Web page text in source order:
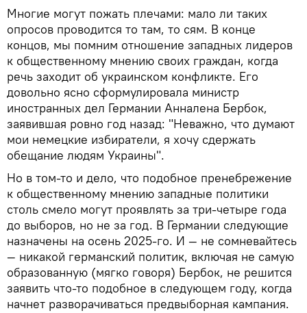
Многие могут пожать плечами: мало ли таких
опросов проводится то там, то сям. В конце
концов, мы помним отношение западных лидеров
к общественному мнению своих граждан, когда
речь заходит об украинском конфликте. Его
довольно ясно сформулировала министр
иностранных дел Германии Анналена Бербок,
заявившая ровно год назад: "Неважно, что думают
мои немецкие избиратели, я хочу сдержать
обещание людям Украины".
Но в том-то и дело, что подобное пренебрежение
к общественному мнению западные политики
столь смело могут проявлять за три-четыре года
до выборов, но не за год. В Германии следующие
назначены на осень 2025-го. И — не сомневайтесь
— никакой германский политик, включая не самую
образованную (мягко говоря) Бербок, не решится
заявить что-то подобное в следующем году, когда
начнет разворачиваться предвыборная кампания.